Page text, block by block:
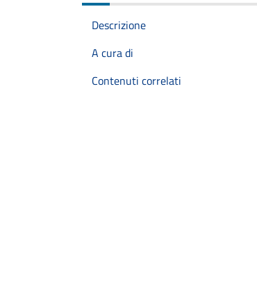
Descrizione
A cura di
Contenuti correlati